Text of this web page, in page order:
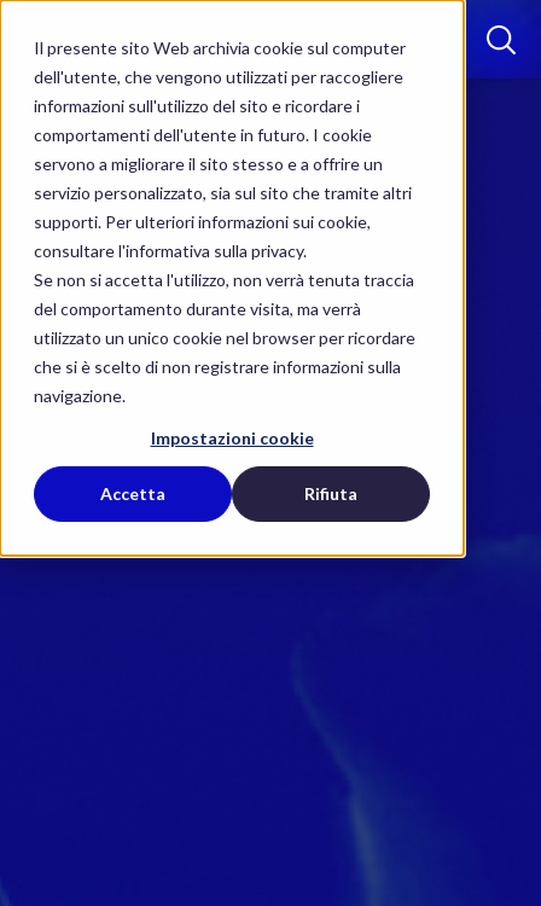
Il presente sito Web archivia cookie sul computer
dell'utente, che vengono utilizzati per raccogliere
informazioni sull'utilizzo del sito e ricordare i
comportamenti dell'utente in futuro. I cookie
servono a migliorare il sito stesso e a offrire un
servizio personalizzato, sia sul sito che tramite altri
supporti. Per ulteriori informazioni sui cookie,
consultare l'informativa sulla privacy.
Se non si accetta l'utilizzo, non verrà tenuta traccia
del comportamento durante visita, ma verrà
utilizzato un unico cookie nel browser per ricordare
che si è scelto di non registrare informazioni sulla
navigazione.
Impostazioni cookie
Accetta Rifiuta